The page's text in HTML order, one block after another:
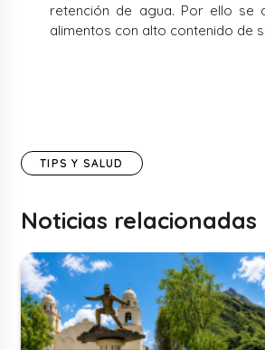
retención de agua. Por ello se
alimentos con alto contenido de
TIPS Y SALUD
Noticias relacionadas